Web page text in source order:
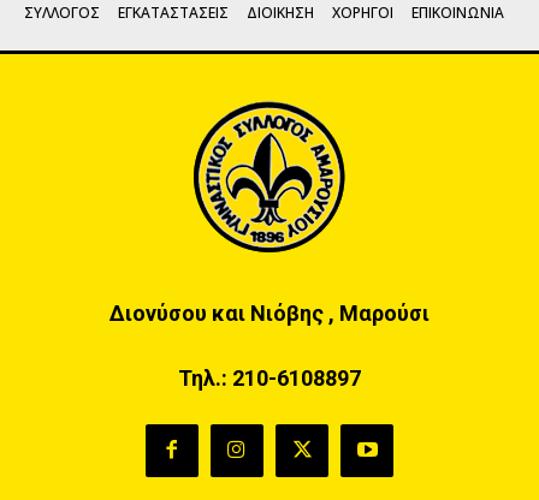
ΣΥΛΛΟΓΟΣ ΕΓΚΑΤΑΣΤΑΣΕΙΣ ΔΙΟΙΚΗΣΗ ΧΟΡΗΓΟΙ ΕΠΙΚΟΙΝΩΝΙΑ
Διονύσου και Νιόβης , Μαρούσι
Τηλ.: 210-6108897